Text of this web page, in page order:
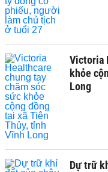
Victoria
khỏe
Long
Dự trữ